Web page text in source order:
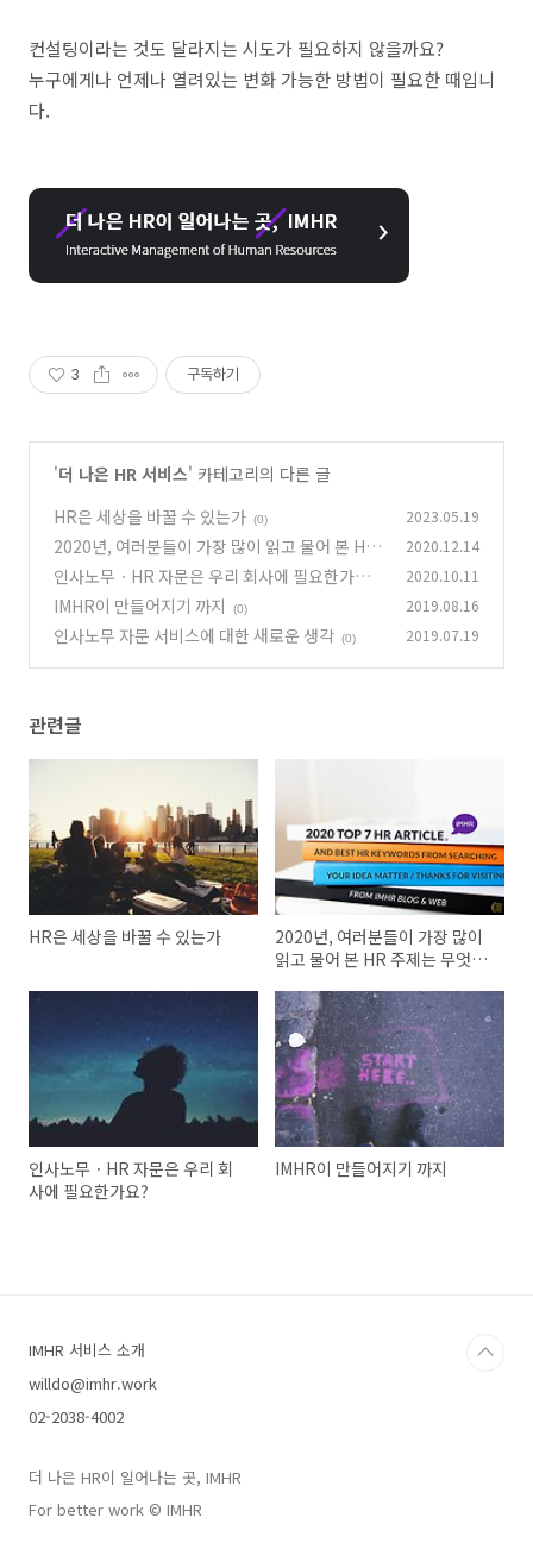
컨설팅이라는 것도 달라지는 시도가 필요하지 않을까요?
누구에게나 언제나 열려있는 변화 가능한 방법이 필요한 때입니
다.
3 구독하기
'더 나은 HR 서비스' 카테고리의 다른 글
HR은 세상을 바꿀 수 있는가 (0) 2023.05.19
2020년, 여러분들이 가장 많이 읽고 물어 본 HR
주제는 무엇일까요?
(0)
2020.12.14
인사노무ㆍHR 자문은 우리 회사에 필요한가요?
(0)
2020.10.11
IMHR이 만들어지기 까지 (0) 2019.08.16
인사노무 자문 서비스에 대한 새로운 생각 (0) 2019.07.19
관련글
HR은 세상을 바꿀 수 있는가
2020년, 여러분들이 가장 많이
읽고 물어 본 HR 주제는 무엇일
인사노무ㆍHR 자문은 우리 회
사에 필요한가요?
IMHR이 만들어지기 까지
IMHR 서비스 소개
willdo@imhr.work
02-2038-4002
더 나은 HR이 일어나는 곳, IMHR
For better work © IMHR